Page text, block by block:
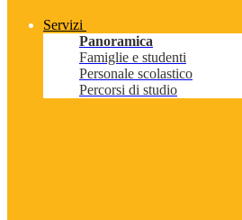
Servizi
Panoramica
Famiglie e studenti
Personale scolastico
Percorsi di studio